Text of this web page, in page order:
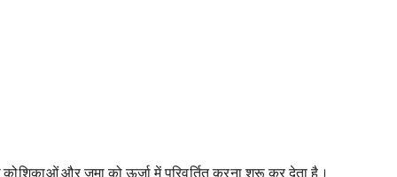
और जमा को ऊर्जा में परिवर्तित करना शुरू कर देता है।